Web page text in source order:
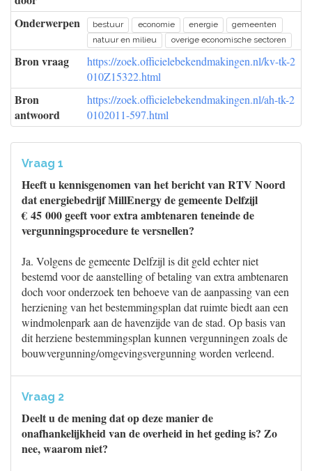
Onderwerpen
bestuur economie energie
gemeenten
natuur en milieu
overige economische sectoren
Bron vraag
https://zoek.officielebekendmakingen.nl/kv-tk-2
010Z15322.html
Bron
antwoord
https://zoek.officielebekendmakingen.nl/ah-tk-2
0102011-597.html
Vraag 1
Heeft u kennisgenomen van het bericht van RTV Noord
dat energiebedrijf MillEnergy de gemeente Delfzijl
€ 45 000 geeft voor extra ambtenaren teneinde de
vergunningsprocedure te versnellen?
Ja. Volgens de gemeente Delfzijl is dit geld echter niet
bestemd voor de aanstelling of betaling van extra ambtenaren
doch voor onderzoek ten behoeve van de aanpassing van een
herziening van het bestemmingsplan dat ruimte biedt aan een
windmolenpark aan de havenzijde van de stad. Op basis van
dit herziene bestemmingsplan kunnen vergunningen zoals de
bouwvergunning/omgevingsvergunning worden verleend.
Vraag 2
Deelt u de mening dat op deze manier de
onafhankelijkheid van de overheid in het geding is? Zo
nee, waarom niet?